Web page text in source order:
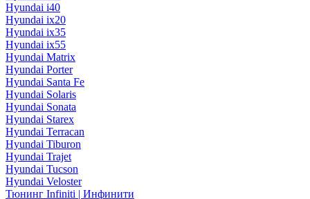
Hyundai i40
Hyundai ix20
Hyundai ix35
Hyundai ix55
Hyundai Matrix
Hyundai Porter
Hyundai Santa Fe
Hyundai Solaris
Hyundai Sonata
Hyundai Starex
Hyundai Terracan
Hyundai Tiburon
Hyundai Trajet
Hyundai Tucson
Hyundai Veloster
Тюнинг Infiniti | Инфинити